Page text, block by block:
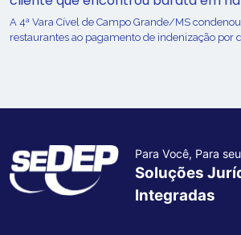
A 4ª Vara Cível de Campo Grande/MS
restaurantes ao pagamento de indenização por
Para Você, Para
Soluções
Integradas